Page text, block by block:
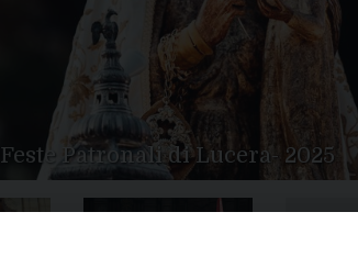
Feste Patronali di Lucera- 2025